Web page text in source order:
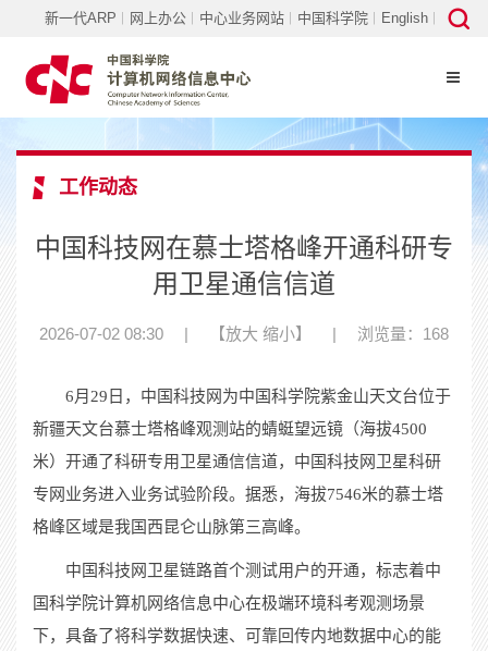
新一代ARP 网上办公 中心业务网站 中国科学院 English
工作动态
中国科技网在慕士塔格峰开通科研专
用卫星通信信道
2026-07-02 08:30 【放大 缩小】 浏览量：168
6月 29 日，中国科技网为中国科学院紫金山天文台位于
新疆天文台慕士塔格峰观测站的蜻蜓望远镜（海拔4500
米）开通了科研专用卫星通信信道，中国科技网卫星科研
专网业务进入业务试验阶段。 据悉， 海拔7546米的慕士塔
格峰区域是我国西昆仑山脉第三高峰。
中国科技网卫星链路首个测试用户的开通，标志着中
国科学院计算机网络信息中心在极端环境科考观测场景
下，具备了将科学数据快速、可靠回传内地数据中心的能